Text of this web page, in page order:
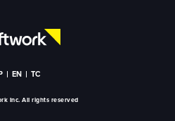
EN TC
Inc. All rights reserved